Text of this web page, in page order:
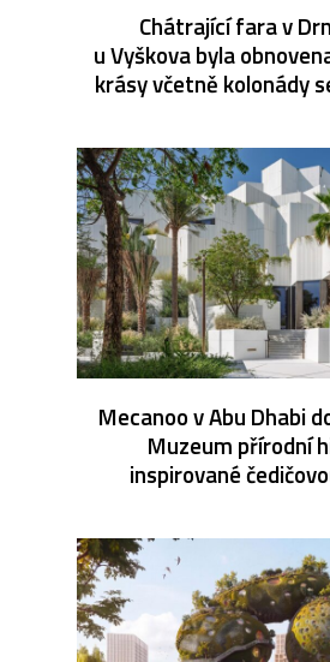
Chátrající fara v
u Vyškova byla
krásy včetně kolonády
Mecanoo v Abu Dhabi
Muzeum přírodní
inspirované